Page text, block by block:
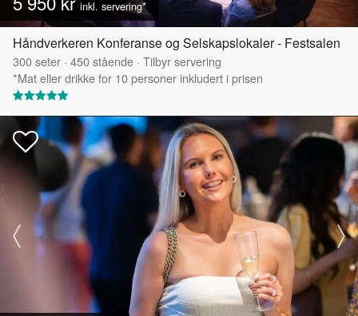
inkl. servering*
Håndverkeren Konferanse og Selskapslokaler - Festsalen
300seter · 450stående · Tilbyr servering
*Mat eller drikke for 10 personer inkludert i prisen